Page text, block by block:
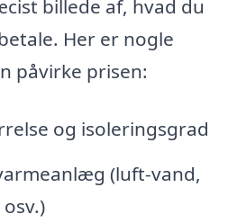
billede af, hvad du
Her er nogle
påvirke prisen:
og isoleringsgrad
(luft-vand,